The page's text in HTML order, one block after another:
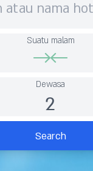
Suatu malam
Dewasa
2
Search